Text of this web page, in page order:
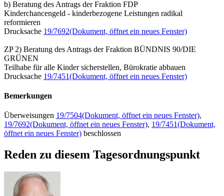
b) Beratung des Antrags der Fraktion FDP
Kinderchancengeld - kinderbezogene Leistungen radikal
reformieren
Drucksache 19/7692(Dokument, öffnet ein neues Fenster)
ZP 2) Beratung des Antrags der Fraktion BÜNDNIS 90/DIE
GRÜNEN
Teilhabe für alle Kinder sicherstellen, Bürokratie abbauen
Drucksache 19/7451(Dokument, öffnet ein neues Fenster)
Bemerkungen
Überweisungen 19/7504(Dokument, öffnet ein neues Fenster),
19/7692(Dokument, öffnet ein neues Fenster), 19/7451(Dokument,
öffnet ein neues Fenster) beschlossen
Reden zu diesem Tagesordnungspunkt